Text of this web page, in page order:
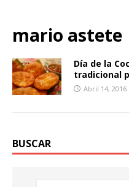
mario astete
Día de la
tradicional
Abril 14, 2016
BUSCAR